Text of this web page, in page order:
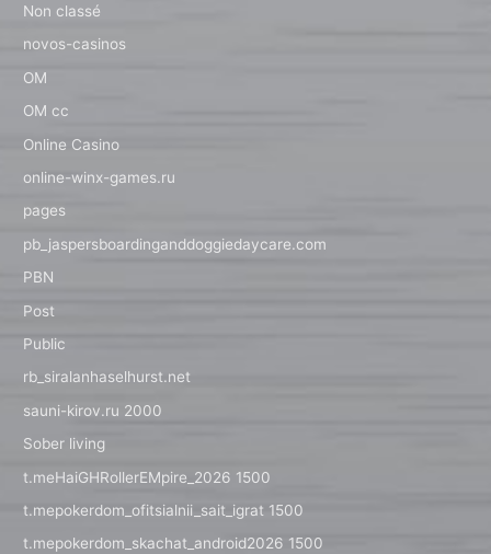
Non classé
novos-casinos
OM
OM cc
Online Casino
online-winx-games.ru
pages
pb_jaspersboardinganddoggiedaycare.com
PBN
Post
Public
rb_siralanhaselhurst.net
sauni-kirov.ru 2000
Sober living
t.meHaiGHRollerEMpire_2026 1500
t.mepokerdom_ofitsialnii_sait_igrat 1500
t.mepokerdom_skachat_android2026 1500